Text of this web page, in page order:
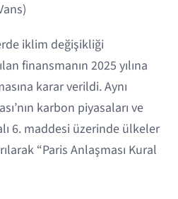
iklim değişikliği
finansmanın 2025 yılına
karar verildi. Aynı
karbon piyasaları ve
6. maddesi üzerinde ülkeler
“Paris Anlaşması Kural